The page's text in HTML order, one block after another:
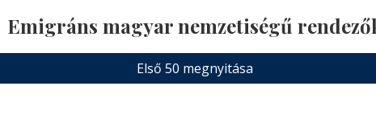
Emigráns magyar nemzetiségű
Első 50 megnyitása